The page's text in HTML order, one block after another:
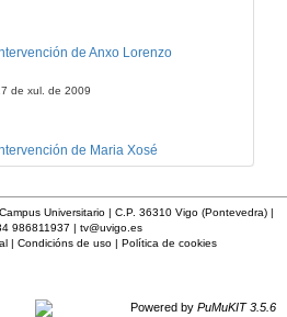
Barrié de la Maza
de Anxo Lorenzo
de xul. de 2009
de Maria Xosé
de Rosario Álvarez
Universitario | C.P. 36310 Vigo (Pontevedra) |
986811937 | tv@uvigo.es
| Condicións de uso| Política de cookies
Powered by PuMuKIT 3.5.6